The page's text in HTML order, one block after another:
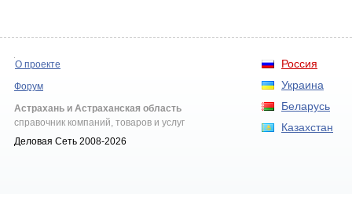
Россия
Украина
Беларусь
Казахстан
О проекте
Форум
Астрахань и Астраханская область
справочник компаний, товаров и услуг
Деловая Сеть 2008-2026